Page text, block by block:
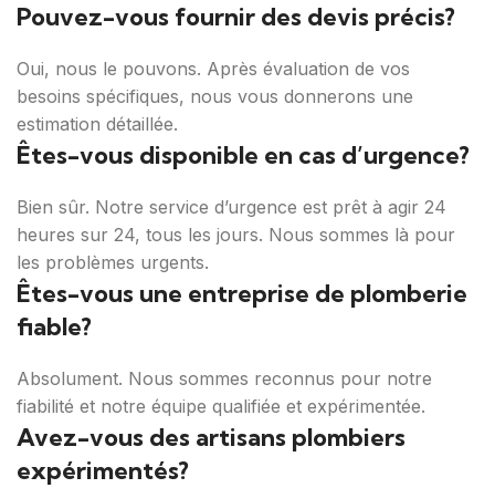
Pouvez-vous fournir des devis précis?
Oui, nous le pouvons. Après évaluation de vos
besoins spécifiques, nous vous donnerons une
estimation détaillée.
Êtes-vous disponible en cas d’urgence?
Bien sûr. Notre service d’urgence est prêt à agir 24
heures sur 24, tous les jours. Nous sommes là pour
les problèmes urgents.
Êtes-vous une entreprise de plomberie
fiable?
Absolument. Nous sommes reconnus pour notre
fiabilité et notre équipe qualifiée et expérimentée.
Avez-vous des artisans plombiers
expérimentés?